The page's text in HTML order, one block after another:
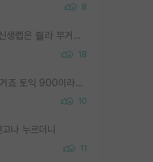
8
신생랩 1기 출신인데 신생랩은 줠라 무거운 바벨 같은거임. 들면 대박인데 못들면 깔려 죽음. 아무도 알려주지 않는 환경에서 자생해야하지만, 일단 살아남았다면 그 어떤 사람보다 악착같고 생존력 높은 사람으로 거듭날 수 있음
18
뭐 토익같은게 되버린거죠 토익 900이라고 영어잘하는건 아닙니다만 잘하는사람은 다 900을 넘는 그런
10
나 누르더니
11